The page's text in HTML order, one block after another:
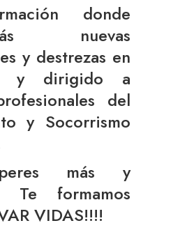
donde
nuevas
y destrezas en
y dirigido a
del
y Socorrismo
más y
Te formamos
VIDAS!!!!